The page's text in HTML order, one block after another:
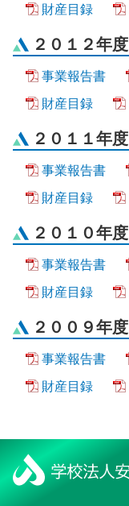
財産目録
２０１２年度
事業報告書
財産目録
２０１１年度
事業報告書
財産目録
２０１０年度
事業報告書
財産目録
２００９年度
事業報告書
財産目録